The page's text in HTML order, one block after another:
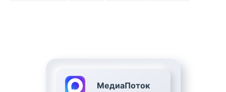
МедиаПоток